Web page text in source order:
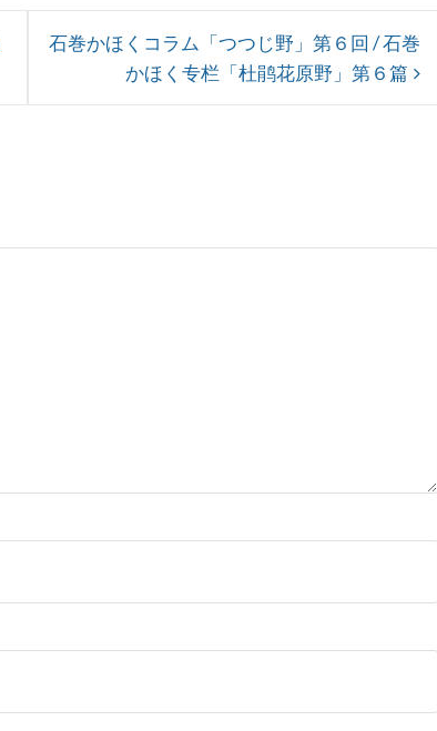
石巻かほくコラム「つつじ野」第６回 / 石巻
かほく专栏「杜鹃花原野」第６篇